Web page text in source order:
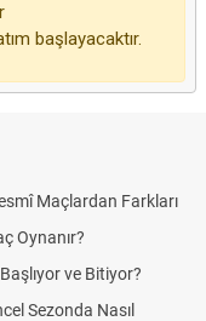
başlayacaktır.
Maçlardan Farkları
Oynanır?
ve Bitiyor?
Sezonda Nasıl